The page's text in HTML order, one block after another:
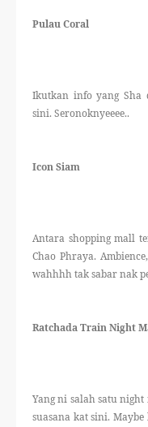
Pulau Coral
Ikutkan info yang Sha
sini. Seronoknyeeee..
Icon Siam
Antara shopping mall
Chao Phraya.
wahhhh tak sabar nak
Ratchada Train Night
Yang ni salah satu
suasana kat sini.